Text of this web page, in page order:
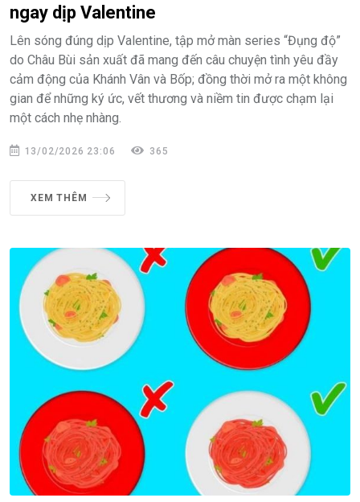
ngay dịp Valentine
Lên sóng đúng dịp Valentine, tập mở màn series “Đụng độ”
do Châu Bùi sản xuất đã mang đến câu chuyện tình yêu đầy
cảm động của Khánh Vân và Bốp; đồng thời mở ra một không
gian để những ký ức, vết thương và niềm tin được chạm lại
một cách nhẹ nhàng.
13/02/2026 23:06 365
XEM THÊM